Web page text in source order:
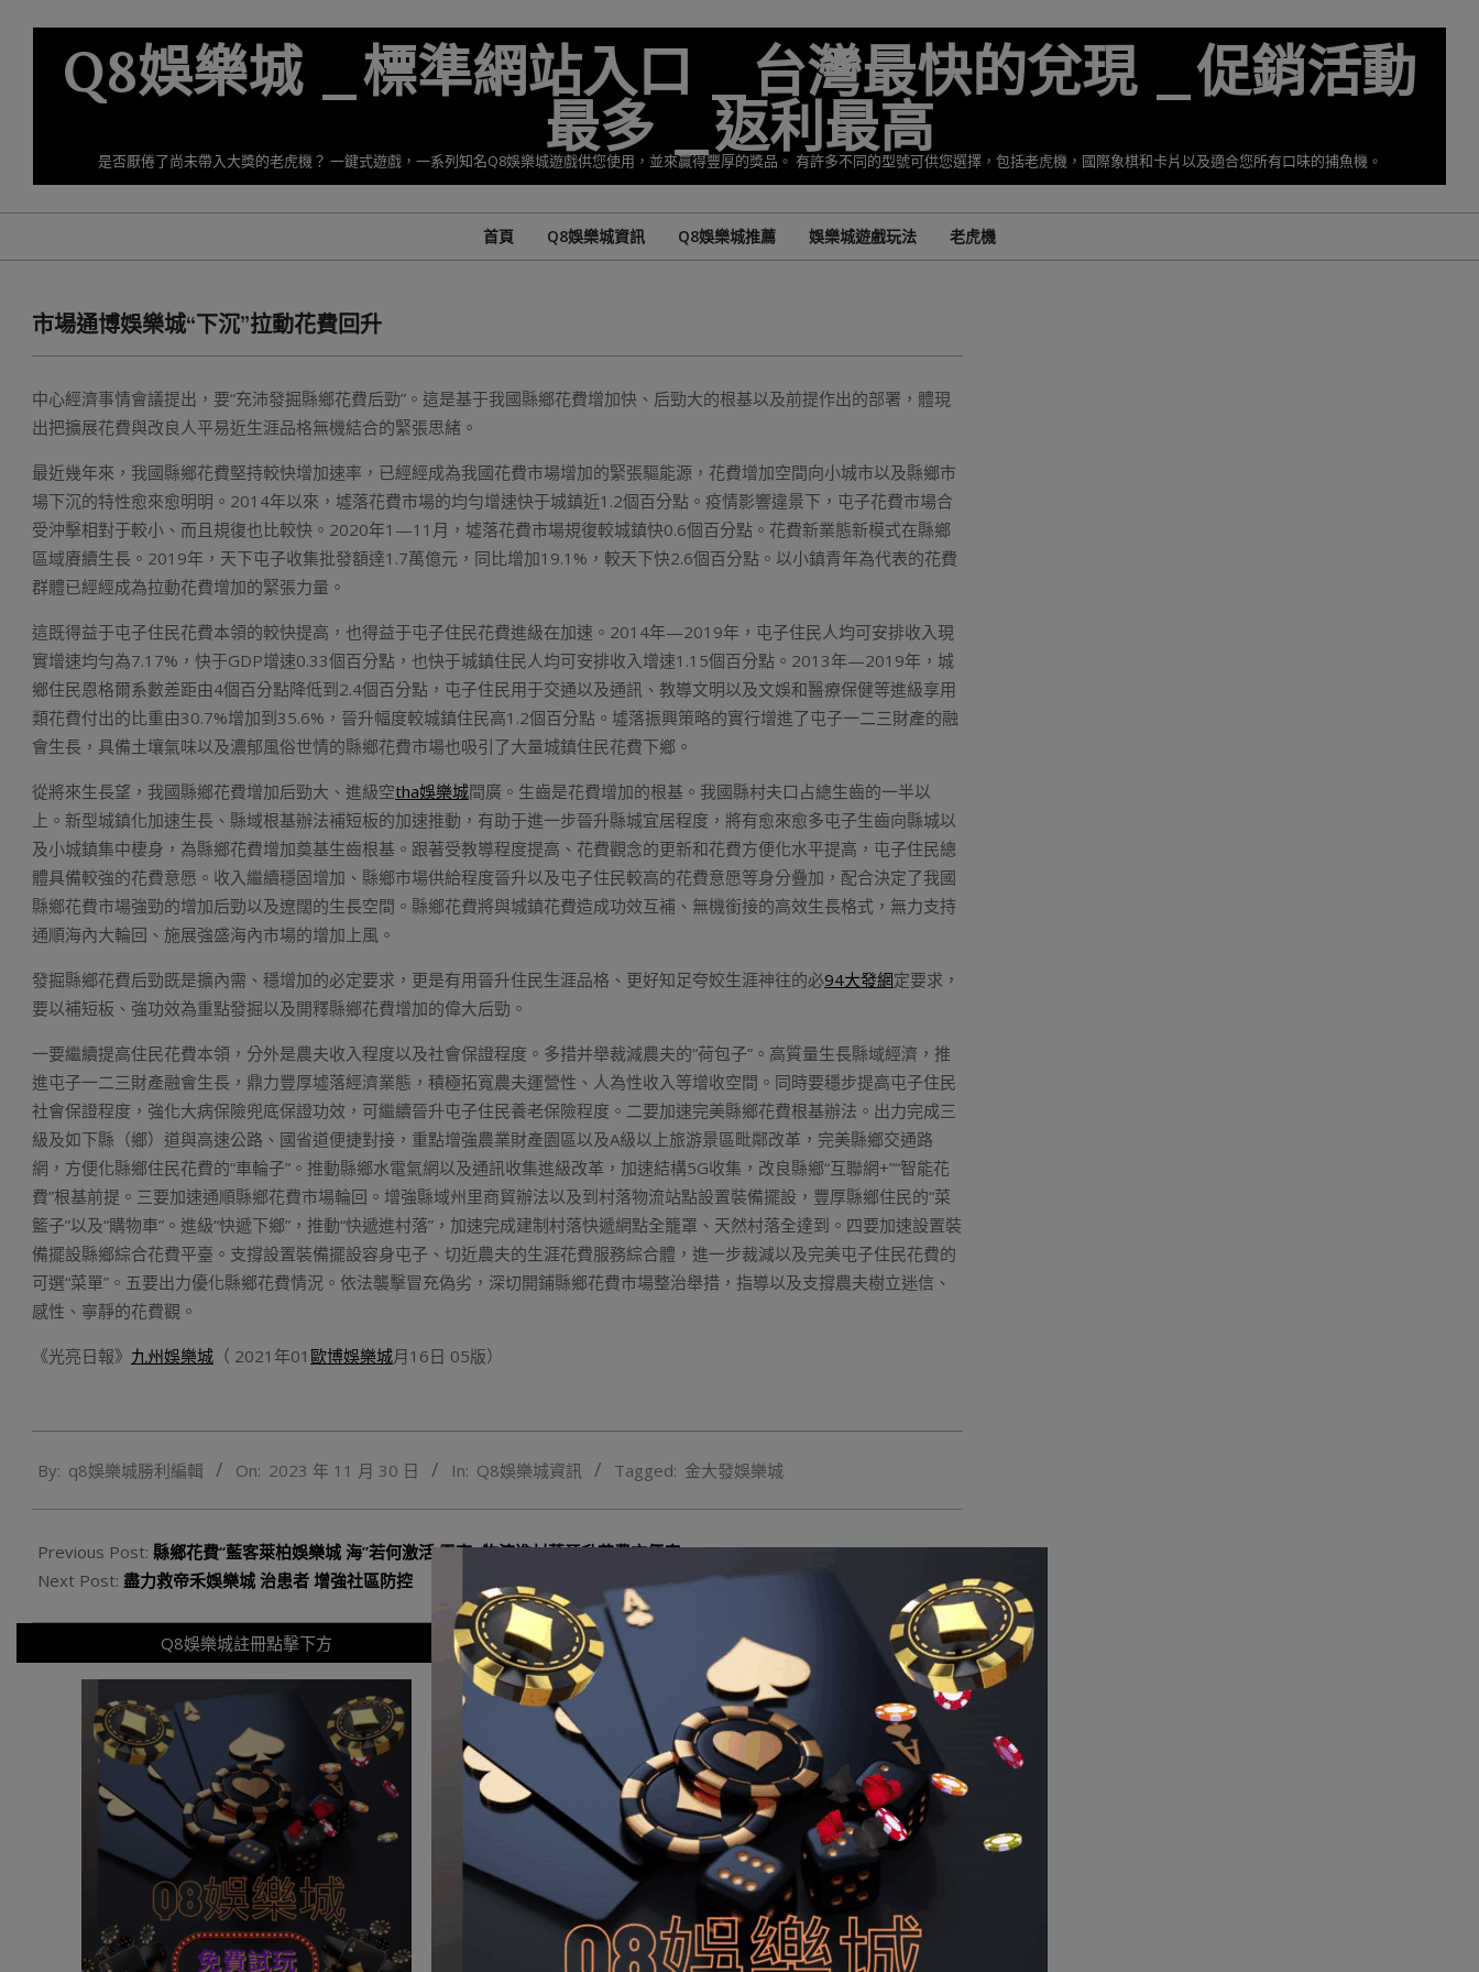
Q8娛樂城 _標準網站入口 _台灣最快的兌現 _促銷活動
最多 _返利最高
是否厭倦了尚未帶入大獎的老虎機？ 一鍵式遊戲，一系列知名Q8娛樂城遊戲供您使用，並來贏得豐厚的獎品。 有許多不同的型號可供您選擇，包括老虎機，國際象棋和卡片以及適合您所有口味的捕魚機。
Primary
首頁 Q8娛樂城資訊 Q8娛樂城推薦 娛樂城遊戲玩法 老虎機
市場通博娛樂城“下沉”拉動花費回升
中心經濟事情會議提出，要“充沛發掘縣鄉花費后勁”。這是基于我國縣鄉花費增加快、后勁大的根基以及前提作出的部署，體現
出把擴展花費與改良人平易近生涯品格無機結合的緊張思緒。
最近幾年來，我國縣鄉花費堅持較快增加速率，已經經成為我國花費市場增加的緊張驅能源，花費增加空間向小城市以及縣鄉市
場下沉的特性愈來愈明明。2014年以來，墟落花費市場的均勻增速快于城鎮近1.2個百分點。疫情影響違景下，屯子花費市場合
受沖擊相對于較小、而且規復也比較快。2020年1—11月，墟落花費市場規復較城鎮快0.6個百分點。花費新業態新模式在縣鄉
區域賡續生長。2019年，天下屯子收集批發額達1.7萬億元，同比增加19.1%，較天下快2.6個百分點。以小鎮青年為代表的花費
群體已經經成為拉動花費增加的緊張力量。
這既得益于屯子住民花費本領的較快提高，也得益于屯子住民花費進級在加速。2014年—2019年，屯子住民人均可安排收入現
實增速均勻為7.17%，快于GDP增速0.33個百分點，也快于城鎮住民人均可安排收入增速1.15個百分點。2013年—2019年，城
鄉住民恩格爾系數差距由4個百分點降低到2.4個百分點，屯子住民用于交通以及通訊、教導文明以及文娛和醫療保健等進級享用
類花費付出的比重由30.7%增加到35.6%，晉升幅度較城鎮住民高1.2個百分點。墟落振興策略的實行增進了屯子一二三財產的融
會生長，具備土壤氣味以及濃郁風俗世情的縣鄉花費市場也吸引了大量城鎮住民花費下鄉。
從將來生長望，我國縣鄉花費增加后勁大、進級空tha娛樂城間廣。生齒是花費增加的根基。我國縣村夫口占總生齒的一半以
上。新型城鎮化加速生長、縣域根基辦法補短板的加速推動，有助于進一步晉升縣城宜居程度，將有愈來愈多屯子生齒向縣城以
及小城鎮集中棲身，為縣鄉花費增加奠基生齒根基。跟著受教導程度提高、花費觀念的更新和花費方便化水平提高，屯子住民總
體具備較強的花費意愿。收入繼續穩固增加、縣鄉市場供給程度晉升以及屯子住民較高的花費意愿等身分疊加，配合決定了我國
縣鄉花費市場強勁的增加后勁以及遼闊的生長空間。縣鄉花費將與城鎮花費造成功效互補、無機銜接的高效生長格式，無力支持
通順海內大輪回、施展強盛海內市場的增加上風。
發掘縣鄉花費后勁既是擴內需、穩增加的必定要求，更是有用晉升住民生涯品格、更好知足夸姣生涯神往的必94大發網定要求，
要以補短板、強功效為重點發掘以及開釋縣鄉花費增加的偉大后勁。
一要繼續提高住民花費本領，分外是農夫收入程度以及社會保證程度。多措并舉裁減農夫的“荷包子”。高質量生長縣域經濟，推
進屯子一二三財產融會生長，鼎力豐厚墟落經濟業態，積極拓寬農夫運營性、人為性收入等增收空間。同時要穩步提高屯子住民
社會保證程度，強化大病保險兜底保證功效，可繼續晉升屯子住民養老保險程度。二要加速完美縣鄉花費根基辦法。出力完成三
級及如下縣（鄉）道與高速公路、國省道便捷對接，重點增強農業財產園區以及A級以上旅游景區毗鄰改革，完美縣鄉交通路
網，方便化縣鄉住民花費的“車輪子”。推動縣鄉水電氣網以及通訊收集進級改革，加速結構5G收集，改良縣鄉“互聯網+”“智能花
費”根基前提。三要加速通順縣鄉花費市場輪回。增強縣域州里商貿辦法以及到村落物流站點設置裝備擺設，豐厚縣鄉住民的“菜
籃子”以及“購物車”。進級“快遞下鄉”，推動“快遞進村落”，加速完成建制村落快遞網點全籠罩、天然村落全達到。四要加速設置裝
備擺設縣鄉綜合花費平臺。支撐設置裝備擺設容身屯子、切近農夫的生涯花費服務綜合體，進一步裁減以及完美屯子住民花費的
可選“菜單”。五要出力優化縣鄉花費情況。依法襲擊冒充偽劣，深切開鋪縣鄉花費市場整治舉措，指導以及支撐農夫樹立迷信、
感性、寧靜的花費觀。
《光亮日報》 九州娛樂城 （ 2021年01 歐博娛樂城月16日 05版）
11-
By: q8娛樂城勝利編輯 On: 2023 年 11 月 30 日 In: Q8娛樂城資訊 Tagged: 金大發娛樂城
Previous Post: 縣鄉花費“藍客萊柏娛樂城 海”若何激活 電商+物流進村落晉升花費方便度
Next Post: 盡力救帝禾娛樂城 治患者 增強社區防控
Q8娛樂城註冊點擊下方